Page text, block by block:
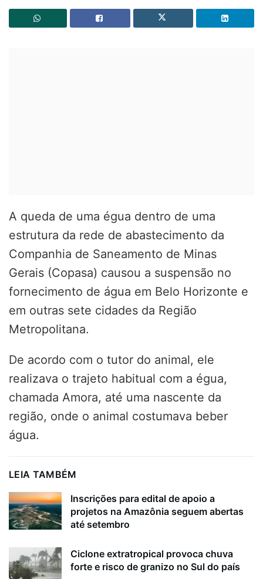
A queda de uma égua dentro de uma
estrutura da rede de abastecimento da
Companhia de Saneamento de Minas
Gerais (Copasa) causou a suspensão no
fornecimento de água em Belo Horizonte e
em outras sete cidades da Região
Metropolitana.
De acordo com o tutor do animal, ele
realizava o trajeto habitual com a égua,
chamada Amora, até uma nascente da
região, onde o animal costumava beber
água.
LEIA TAMBÉM
Inscrições para edital de apoio a
projetos na Amazônia seguem abertas
até setembro
Ciclone extratropical provoca chuva
forte e risco de granizo no Sul do país